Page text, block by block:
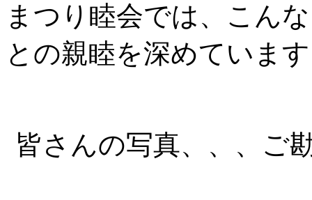
まつり睦会では、こん
との親睦を深めていま
皆さんの写真、、、ご